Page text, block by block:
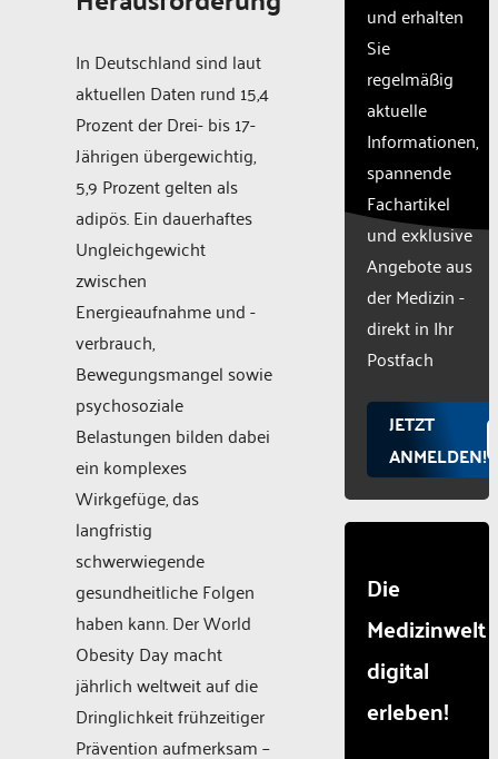
In Deutschland sind laut
aktuellen Daten rund 15,4
Prozent der Drei- bis 17-
Jährigen übergewichtig,
5,9 Prozent gelten als
adipös. Ein dauerhaftes
Ungleichgewicht
zwischen
Energieaufnahme und -
verbrauch,
Bewegungsmangel sowie
psychosoziale
Belastungen bilden dabei
ein komplexes
Wirkgefüge, das
langfristig
schwerwiegende
gesundheitliche Folgen
haben kann. Der World
Obesity Day macht
jährlich weltweit auf die
Dringlichkeit frühzeitiger
Prävention aufmerksam –
with
CMP
to add
content
to the
list of
used.
Powered
Consent
und erhalten
Sie
regelmäßig
aktuelle
Informationen,
spannende
Fachartikel
und exklusive
Angebote aus
der Medizin -
direkt in Ihr
Postfach
JETZT
ANMELDEN!
Die
Medizinwelt
digital
erleben!